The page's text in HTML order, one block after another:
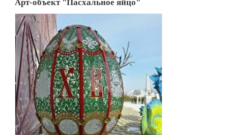
Арт-объект "Пасхальное яйцо"